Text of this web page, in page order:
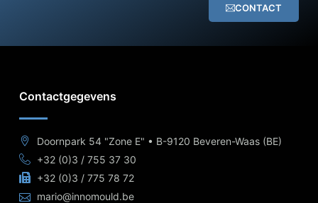
CONTACT
Contactgegevens
Doornpark 54 "Zone E" • B-9120 Beveren-Waas (BE)
+32 (0)3 / 755 37 30
+32 (0)3 / 775 78 72
mario@innomould.be